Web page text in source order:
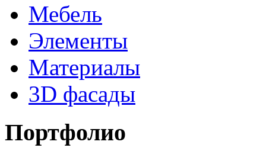
Мебель
Элементы
Материалы
3D фасады
Портфолио